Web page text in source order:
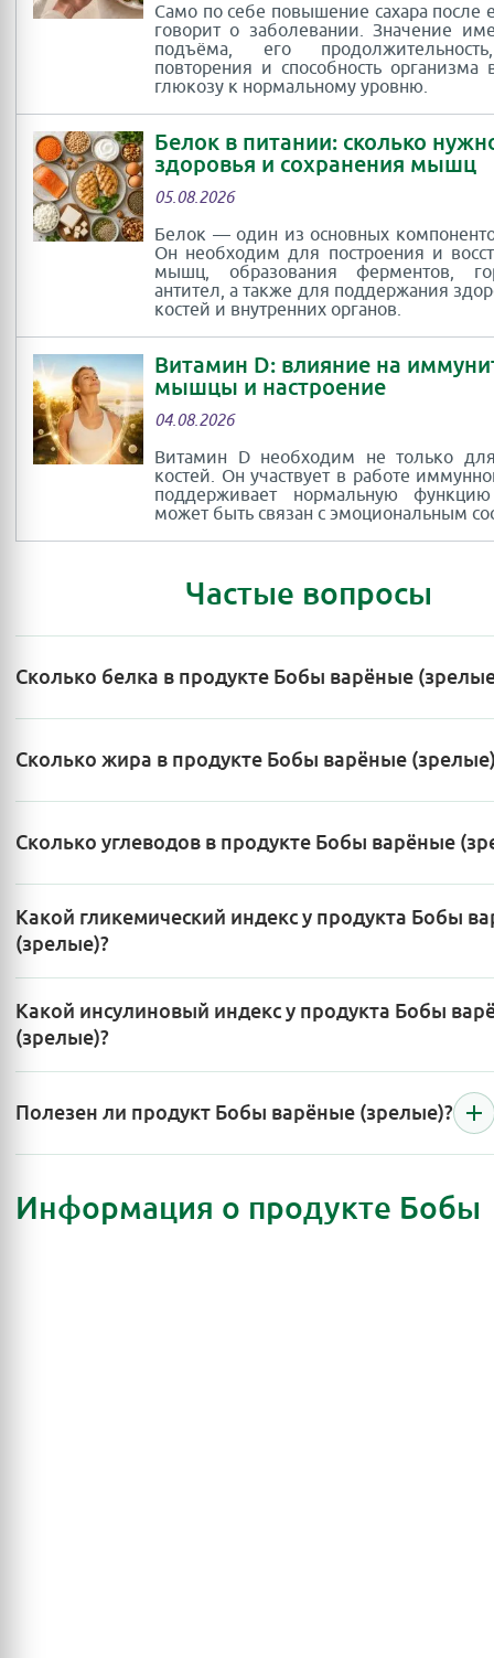
Само по себе повышение сахара после
говорит о заболевании. Значение
подъёма, его
повторения и способность организма
глюкозу к нормальному уровню.
Белок в питании: сколько
здоровья и сохранения мышц
05.08.2026
Белок — один из основных
Он необходим для построения и
мышц, образования ферментов,
антител, а также для поддержания
костей и внутренних органов.
Витамин D: влияние на
мышцы и настроение
04.08.2026
Витамин D необходим не только
костей. Он участвует в работе
поддерживает нормальную
может быть связан с эмоциональным
Частые вопросы
Сколько белка в продукте Бобы варёные
Сколько жира в продукте Бобы варёные
Сколько углеводов в продукте Бобы варёные
Какой гликемический индекс у продукта Бобы
(зрелые)?
Какой инсулиновый индекс у продукта Бобы
(зрелые)?
Полезен ли продукт Бобы варёные (зрелые)?
Информация о продукте Бобы